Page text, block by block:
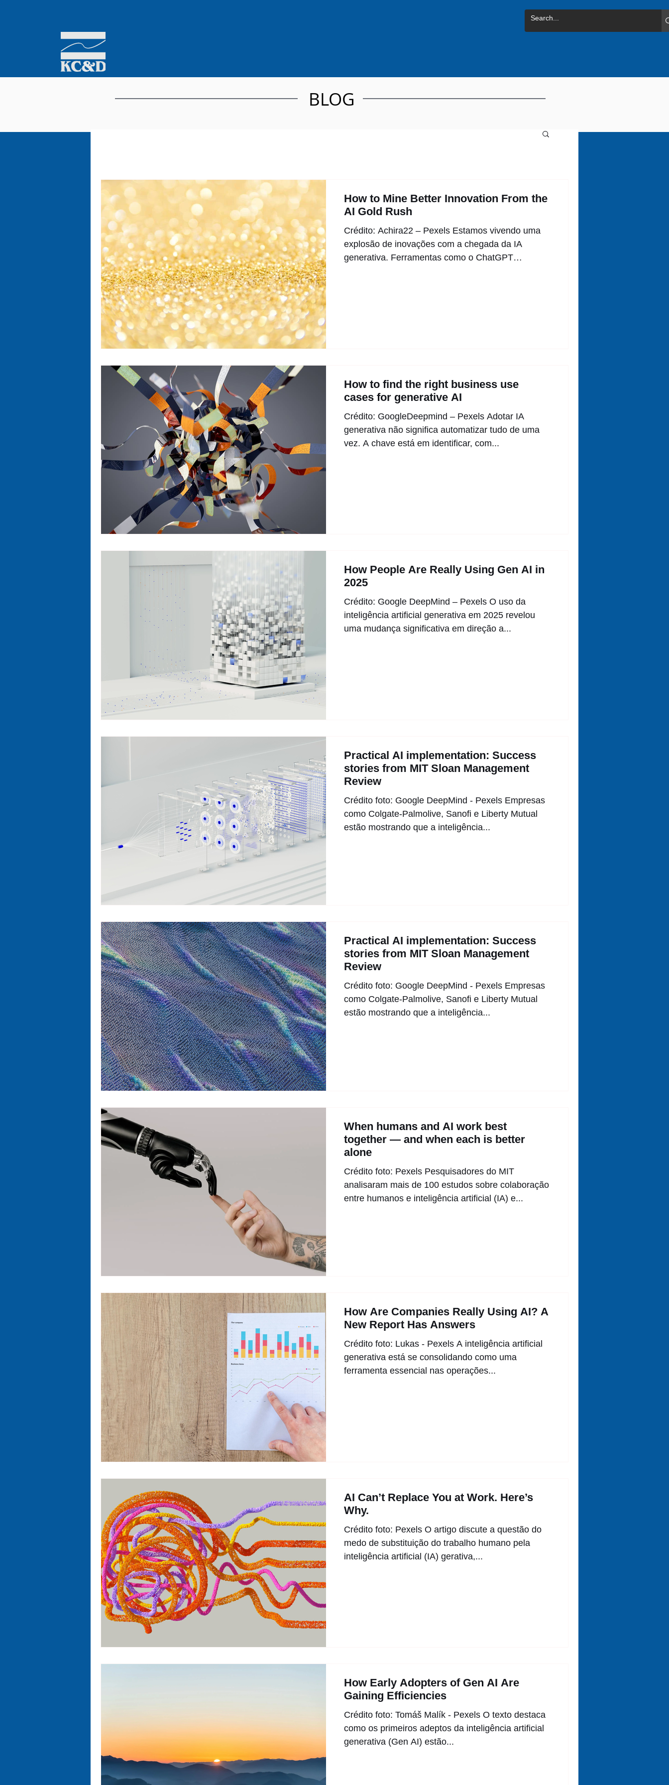
BLOG
How to Mine Better Innovation From the
AI Gold Rush
Crédito: Achira22 – Pexels Estamos vivendo uma
explosão de inovações com a chegada da IA
generativa. Ferramentas como o ChatGPT
How to find the right business use
cases for generative AI
Crédito: GoogleDeepmind – Pexels Adotar IA
generativa não significa automatizar tudo de uma
vez. A chave está em identificar, com...
How People Are Really Using Gen AI in
2025
Crédito: Google DeepMind – Pexels O uso da
inteligência artificial generativa em 2025 revelou
uma mudança significativa em direção a...
Practical AI implementation: Success
stories from MIT Sloan Management
Review
Crédito foto: Google DeepMind - Pexels Empresas
como Colgate-Palmolive, Sanofi e Liberty Mutual
estão mostrando que a inteligência...
Practical AI implementation: Success
stories from MIT Sloan Management
Review
Crédito foto: Google DeepMind - Pexels Empresas
como Colgate-Palmolive, Sanofi e Liberty Mutual
estão mostrando que a inteligência...
When humans and AI work best
together — and when each is better
alone
Crédito foto: Pexels Pesquisadores do MIT
analisaram mais de 100 estudos sobre colaboração
entre humanos e inteligência artificial (IA) e...
How Are Companies Really Using AI? A
New Report Has Answers
Crédito foto: Lukas - Pexels A inteligência artificial
generativa está se consolidando como uma
ferramenta essencial nas operações...
AI Can’t Replace You at Work. Here’s
Why.
Crédito foto: Pexels O artigo discute a questão do
medo de substituição do trabalho humano pela
inteligência artificial (IA) gerativa,...
How Early Adopters of Gen AI Are
Gaining Efficiencies
Crédito foto: Tomáš Malík - Pexels O texto destaca
como os primeiros adeptos da inteligência artificial
generativa (Gen AI) estão...